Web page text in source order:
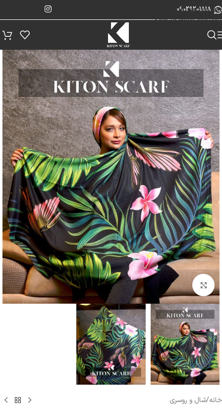
Skip to navigation
Skip to main content
09029201818
بزرگنمایی تصویر
خانه/شال و روسری